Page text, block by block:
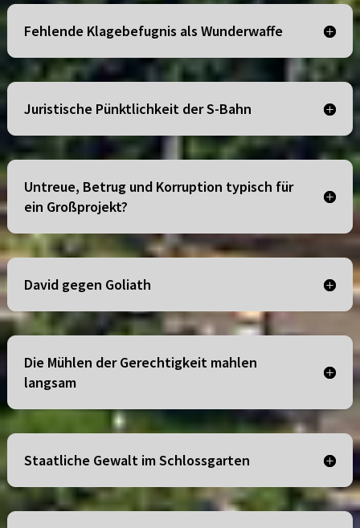
Fehlende Klagebefugnis als Wunderwaffe
Juristische Pünktlichkeit der S-Bahn
Untreue, Betrug und Korruption typisch für
ein Großprojekt?
David gegen Goliath
Die Mühlen der Gerechtigkeit mahlen
langsam
Staatliche Gewalt im Schlossgarten